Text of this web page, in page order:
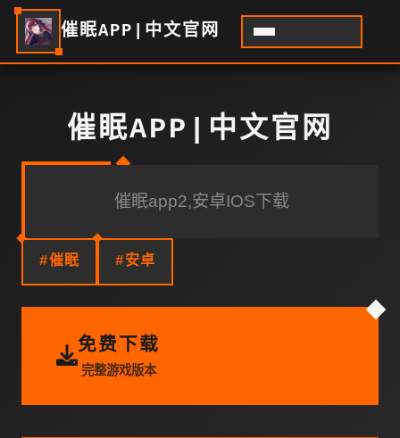
催眠APP|中文官网
催眠APP|中文官网
催眠app2,安卓IOS下载
#催眠 #安卓
免费下载
完整游戏版本